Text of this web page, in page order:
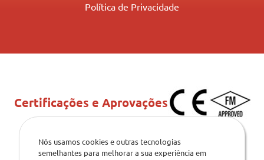
Política de Privacidade
Certificações e Aprovações
Nós usamos cookies e outras tecnologias
semelhantes para melhorar a sua experiência em